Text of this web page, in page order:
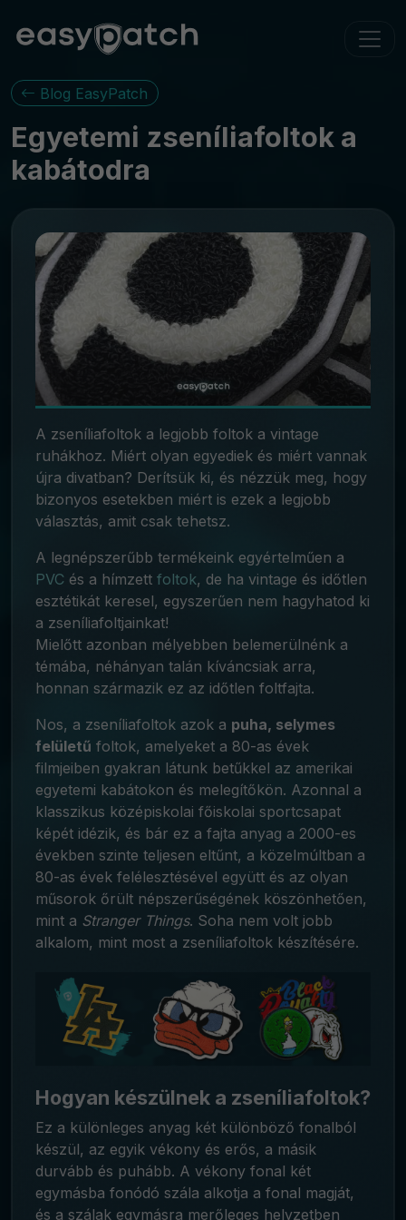
Blog EasyPatch
Egyetemi zseníliafoltok a
kabátodra
A zseníliafoltok a legjobb foltok a vintage
ruhákhoz. Miért olyan egyediek és miért vannak
újra divatban? Derítsük ki, és nézzük meg, hogy
bizonyos esetekben miért is ezek a legjobb
választás, amit csak tehetsz.
A legnépszerűbb termékeink egyértelműen a
PVC és a hímzett foltok, de ha vintage és időtlen
esztétikát keresel, egyszerűen nem hagyhatod ki
a zseníliafoltjainkat!
Mielőtt azonban mélyebben belemerülnénk a
témába, néhányan talán kíváncsiak arra,
honnan származik ez az időtlen foltfajta.
Nos, a zseníliafoltok azok a puha, selymes
felületű foltok, amelyeket a 80-as évek
filmjeiben gyakran látunk betűkkel az amerikai
egyetemi kabátokon és melegítőkön. Azonnal a
klasszikus középiskolai főiskolai sportcsapat
képét idézik, és bár ez a fajta anyag a 2000-es
években szinte teljesen eltűnt, a közelmúltban a
80-as évek felélesztésével együtt és az olyan
műsorok őrült népszerűségének köszönhetően,
mint a Stranger Things. Soha nem volt jobb
alkalom, mint most a zseníliafoltok készítésére.
Hogyan készülnek a zseníliafoltok?
Ez a különleges anyag két különböző fonalból
készül, az egyik vékony és erős, a másik
durvább és puhább. A vékony fonal két
egymásba fonódó szála alkotja a fonal magját,
és a szálak egymásra merőleges helyzetben